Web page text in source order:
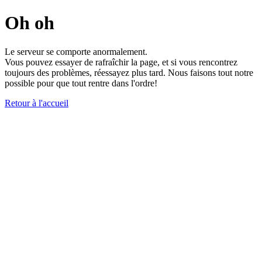
Oh oh
Le serveur se comporte anormalement.
Vous pouvez essayer de rafraîchir la page, et si vous rencontrez
toujours des problèmes, réessayez plus tard. Nous faisons tout notre
possible pour que tout rentre dans l'ordre!
Retour à l'accueil